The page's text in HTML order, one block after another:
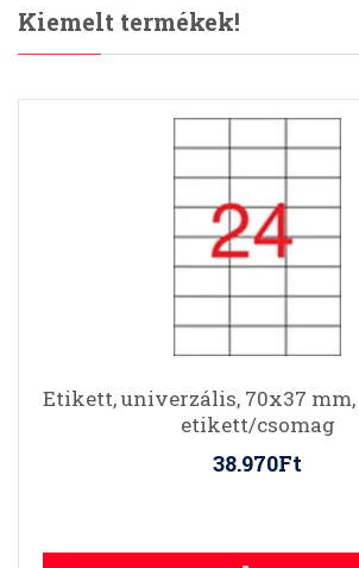
Kiemelt termékek!
Etikett, univerzális, 70x37 mm,
etikett/csomag
38.970Ft